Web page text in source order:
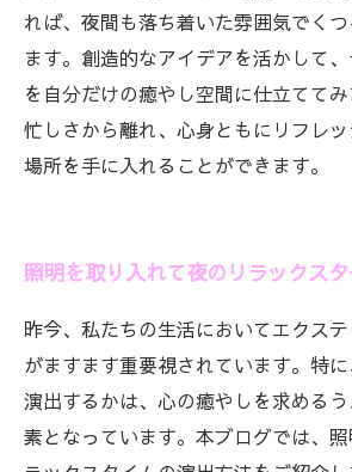
れば、夜間も落ち着いた雰囲気でく
ます。創造的なアイデアを活かして
を自分だけの癒やし空間に仕立てて
忙しさから離れ、心身ともにリフレ
場所を手に入れることができます。
照明を取り入れて夜のリラックスタ
昨今、私たちの生活においてエクス
がますます重要視されています。特
演出するかは、心の癒やしを求める
素となっています。本ブログでは、